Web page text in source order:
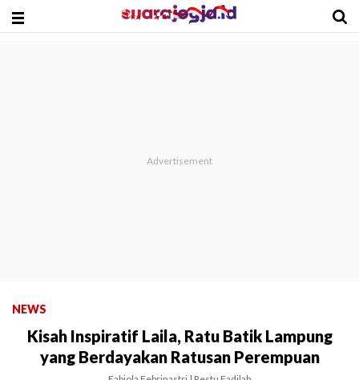
NEWS
Kisah Inspiratif Laila, Ratu Batik Lampung
yang Berdayakan Ratusan Perempuan